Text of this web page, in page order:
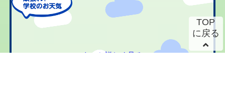
もっと詳しく見る
TOP
に戻る